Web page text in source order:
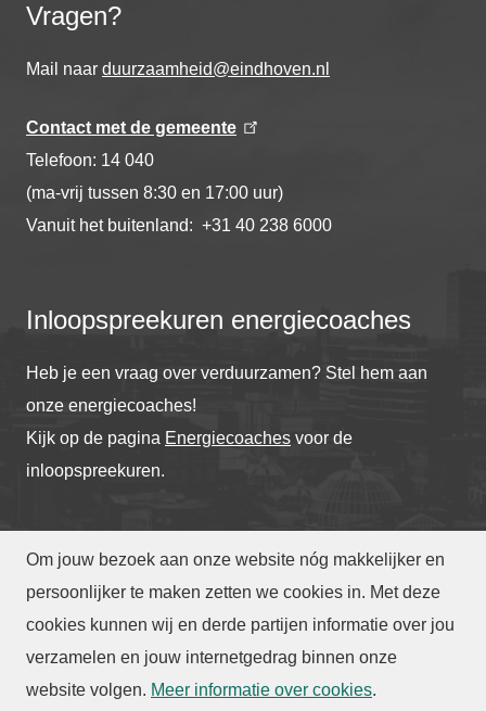
Om jouw bezoek aan onze website nóg makkelijker en
persoonlijker te maken zetten we cookies in. Met deze
cookies kunnen wij en derde partijen informatie over jou
verzamelen en jouw internetgedrag binnen onze
website volgen. Meer informatie over cookies.
Vragen?
Mail naar duurzaamheid@eindhoven.nl
Contact met de gemeente
Telefoon: 14 040
(ma-vrij tussen 8:30 en 17:00 uur)
Vanuit het buitenland: +31 40 238 6000
Inloopspreekuren energiecoaches
Heb je een vraag over verduurzamen? Stel hem aan
onze energiecoaches!
Kijk op de pagina Energiecoaches voor de
inloopspreekuren.
© Gemeente Eindhoven2026
Toegankelijkheid |Privacy |Webarchief